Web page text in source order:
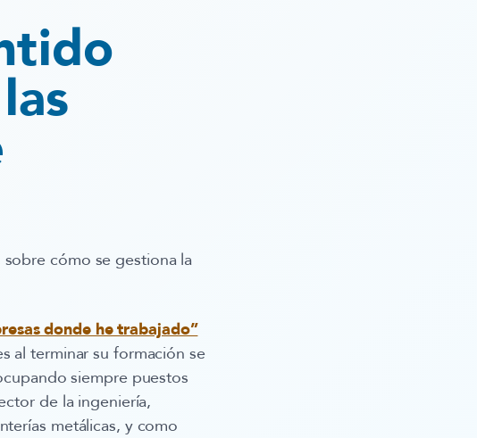
cómo se gestiona la
donde he trabajado”
al terminar su formación se
siempre puestos
de la ingeniería,
metálicas, y como